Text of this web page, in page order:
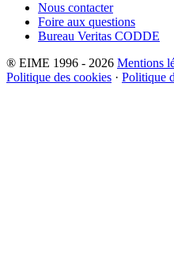
Nous contacter
Foire aux questions
Bureau Veritas CODDE
® EIME 1996 - 2026 Mentions
Politique des cookies · Politique